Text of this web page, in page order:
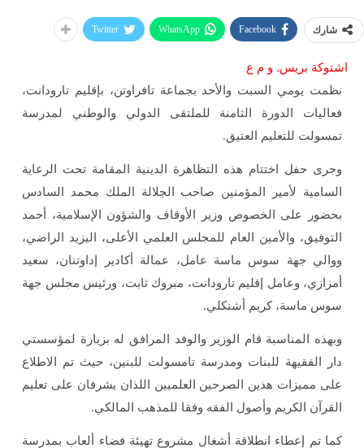
شارك Facebook
WhatsApp
Twitter
اشتوكة بريس. و م ع
نظمت يومي السبت والأحد بجماعة تافراوتن، بإقليم تارودانت،
فعاليات الدورة الثامنة للملتقى الدولي والوطني لمدرسة
تمسولت للتعليم العتيق.
وجرى حفل اختتام هذه التظاهرة الدينية المقامة تحت الرعاية
السامية لأمير المؤمنين صاحب الجلالة الملك محمد السادس
بحضور على الخصوص وزير الأوقاف والشؤون الإسلامية، أحمد
التوفيق، والأمين العام للمجلس العلمي الأعلى، اليزيد الراضي،
ووالي جهة سوس ماسة عامل، عمالة أكادير إداوتنان، سعيد
أمزازي، وعامل إقليم تارودانت، مبروك ثابت، ورئيس مجلس جهة
سوس ماسة، كريم أشنكلي.
وبهذه المناسبة قام الوزير والوفد المرافق له بزيارة لمؤسستي
دار الفقيهة للبنات ومدرسة تامسولت للبنين، حيث تم الاطلاع
على مميزات هذين الصرحين العلميين اللذان يشرفان على تعليم
القرآن الكريم وأصول الفقه وفقا للمذهب المالكي.
كما تم إعطاء انطلاقة أشغال مشروع تهيئة فضاء ألعاب بمدرسة